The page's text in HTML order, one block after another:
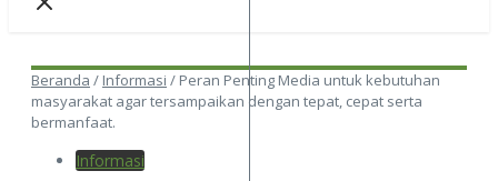
Beranda / Informasi / Peran Penting Media untuk kebutuhan
masyarakat agar tersampaikan dengan tepat, cepat serta
bermanfaat.
Informasi